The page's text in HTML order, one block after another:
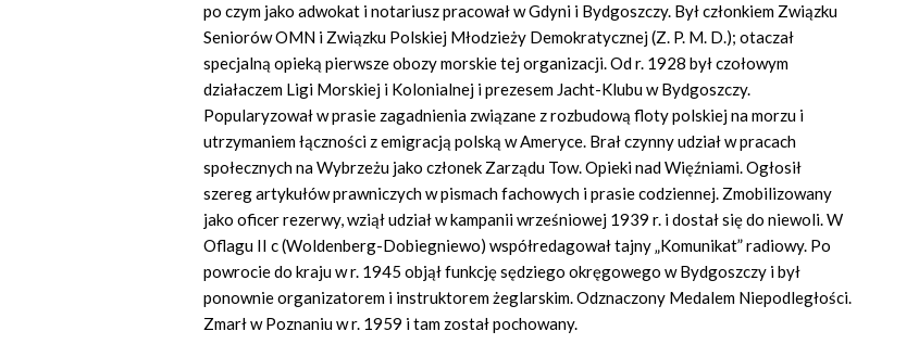
po czym jako adwokat i notariusz pracował w Gdyni i Bydgoszczy. Był członkiem Związku
Seniorów OMN i Związku Polskiej Młodzieży Demokratycznej (Z. P. M. D.); otaczał
specjalną opieką pierwsze obozy morskie tej organizacji. Od r. 1928 był czołowym
działaczem Ligi Morskiej i Kolonialnej i prezesem Jacht-Klubu w Bydgoszczy.
Popularyzował w prasie zagadnienia związane z rozbudową floty polskiej na morzu i
utrzymaniem łączności z emigracją polską w Ameryce. Brał czynny udział w pracach
społecznych na Wybrzeżu jako członek Zarządu Tow. Opieki nad Więźniami. Ogłosił
szereg artykułów prawniczych w pismach fachowych i prasie codziennej. Zmobilizowany
jako oficer rezerwy, wziął udział w kampanii wrześniowej 1939 r. i dostał się do niewoli. W
Oflagu II c (Woldenberg-Dobiegniewo) współredagował tajny „Komunikat” radiowy. Po
powrocie do kraju w r. 1945 objął funkcję sędziego okręgowego w Bydgoszczy i był
ponownie organizatorem i instruktorem żeglarskim. Odznaczony Medalem Niepodległości.
Zmarł w Poznaniu w r. 1959 i tam został pochowany.